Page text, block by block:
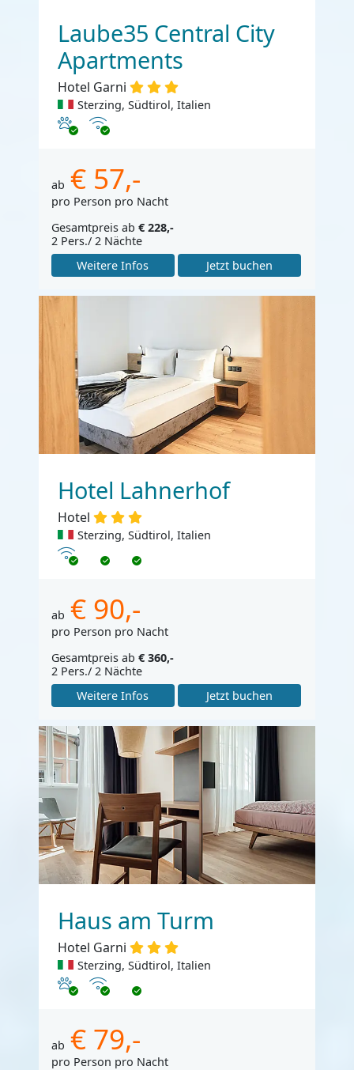
Laube35 Central City
Apartments
Hotel Garni
Sterzing, Südtirol, Italien
Haustiere erlaubt
Internet
ab € 57,-
pro Person pro Nacht
Gesamtpreis ab € 228,-
2 Pers./ 2 Nächte
Weitere Infos
Jetzt buchen
Hotel Lahnerhof
Hotel
Sterzing, Südtirol, Italien
Internet
ab € 90,-
pro Person pro Nacht
Gesamtpreis ab € 360,-
2 Pers./ 2 Nächte
Weitere Infos
Jetzt buchen
Haus am Turm
Hotel Garni
Sterzing, Südtirol, Italien
Haustiere erlaubt
Internet
ab € 79,-
pro Person pro Nacht